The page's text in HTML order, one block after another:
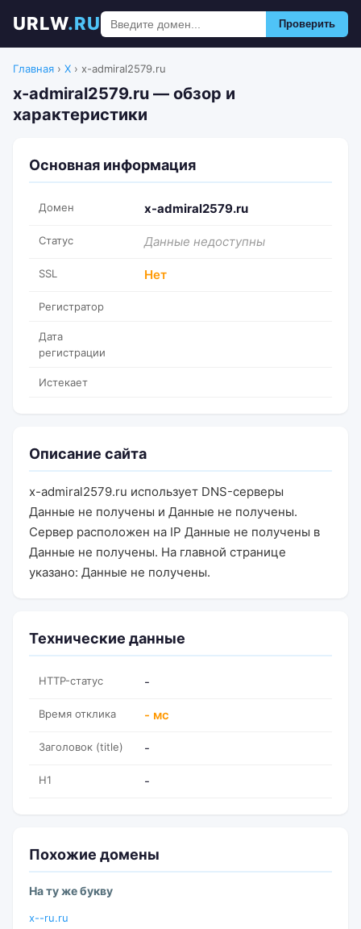
URLW.RU Проверить
Главная › X › x-admiral2579.ru
x-admiral2579.ru — обзор и
характеристики
Основная информация
Домен x-admiral2579.ru
Статус Данные недоступны
SSL Нет
Регистратор
Дата
регистрации
Истекает
Описание сайта
x-admiral2579.ru использует DNS-серверы
Данные не получены и Данные не получены.
Сервер расположен на IP Данные не получены в
Данные не получены. На главной странице
указано: Данные не получены.
Технические данные
HTTP-статус -
Время отклика - мс
Заголовок (title) -
H1 -
Похожие домены
На ту же букву
x--ru.ru